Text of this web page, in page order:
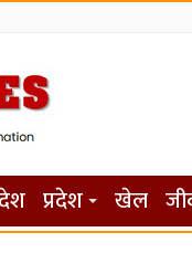
प्रदेश खेल